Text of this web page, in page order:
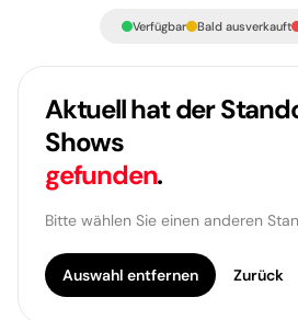
Verfügbar Bald ausverkauft
Aktuell hat der
Shows
gefunden.
Bitte wählen Sie einen anderen
Auswahl entfernen Zurück